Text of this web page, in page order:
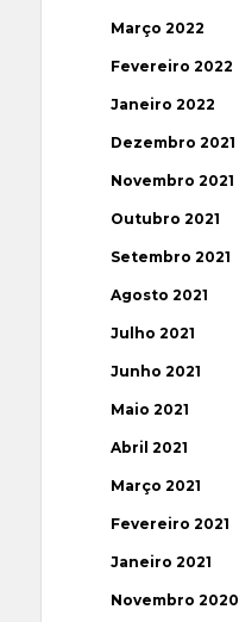
Março 2022
Fevereiro 2022
Janeiro 2022
Dezembro 2021
Novembro 2021
Outubro 2021
Setembro 2021
Agosto 2021
Julho 2021
Junho 2021
Maio 2021
Abril 2021
Março 2021
Fevereiro 2021
Janeiro 2021
Novembro 2020